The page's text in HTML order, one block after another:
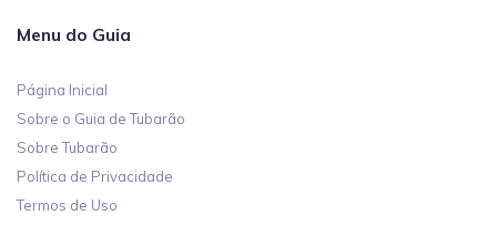
Menu do Guia
Página Inicial
Sobre o Guia de Tubarão
Sobre Tubarão
Política de Privacidade
Termos de Uso